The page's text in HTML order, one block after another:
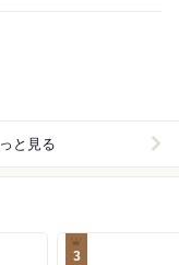
と見る
3